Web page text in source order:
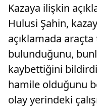
Kazaya ilişkin
Hulusi Şahin,
açıklamada
bulunduğunu,
kaybettiğini
hamile olduğunu
olay yerindeki